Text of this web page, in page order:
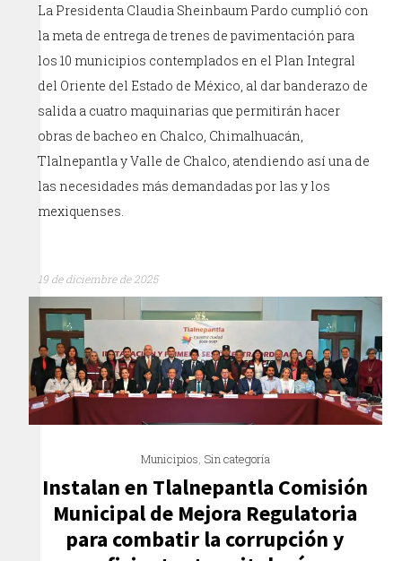
La Presidenta Claudia Sheinbaum Pardo cumplió con
la meta de entrega de trenes de pavimentación para
los 10 municipios contemplados en el Plan Integral
del Oriente del Estado de México, al dar banderazo de
salida a cuatro maquinarias que permitirán hacer
obras de bacheo en Chalco, Chimalhuacán,
Tlalnepantla y Valle de Chalco, atendiendo así una de
las necesidades más demandadas por las y los
mexiquenses.
19 de diciembre de 2025
Municipios Sin categoría
Instalan en Tlalnepantla Comisión
Municipal de Mejora Regulatoria
para combatir la corrupción y